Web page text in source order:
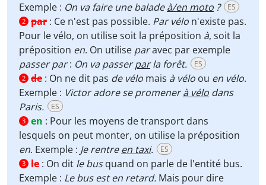
Exemple : On va faire une baladeà/en moto ? ES
2 par : Ce n'est pas possible. Par vélo n'existe pas.
Pour le vélo, on utilise soit la préposition à, soit la
préposition en. On utilise paravec par exemple
passer par: On va passerparla forêt. ES
2 de : On ne dit pas de vélo mais à vélo ou en vélo.
Exemple : Victor adore se promenerà vélo dans
Paris.
ES
3 en : Pour les moyens de transport dans
lesquels on peut monter, on utilise la préposition
en. Exemple : Je rentreen taxi. ES
3 le : On dit le busquand on parle de l'entité bus.
Exemple : Le bus est en retard. Mais pour dire